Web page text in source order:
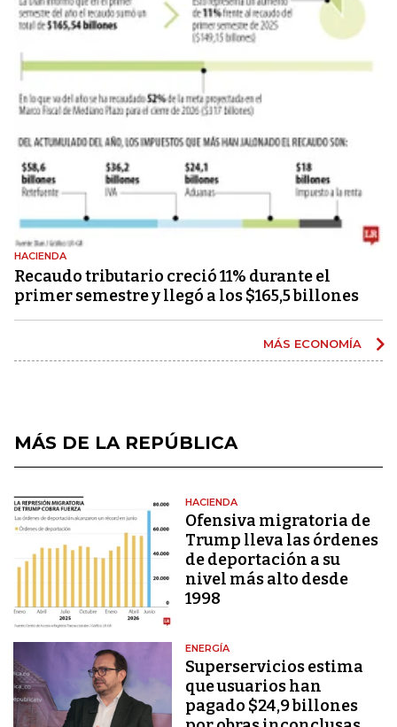
HACIENDA
Recaudo tributario creció 11% durante el
primer semestre y llegó a los $165,5 billones
MÁS ECONOMÍA
MÁS DE LA REPÚBLICA
HACIENDA
Ofensiva migratoria de
Trump lleva las órdenes
de deportación a su
nivel más alto desde
1998
ENERGÍA
Superservicios estima
que usuarios han
pagado $24,9 billones